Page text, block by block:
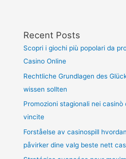
Recent Posts
Scopri i giochi più popolari da
Casino Online
Rechtliche Grundlagen des
wissen sollten
Promozioni stagionali nei
vincite
Forståelse av casinospill
påvirker dine valg beste nett